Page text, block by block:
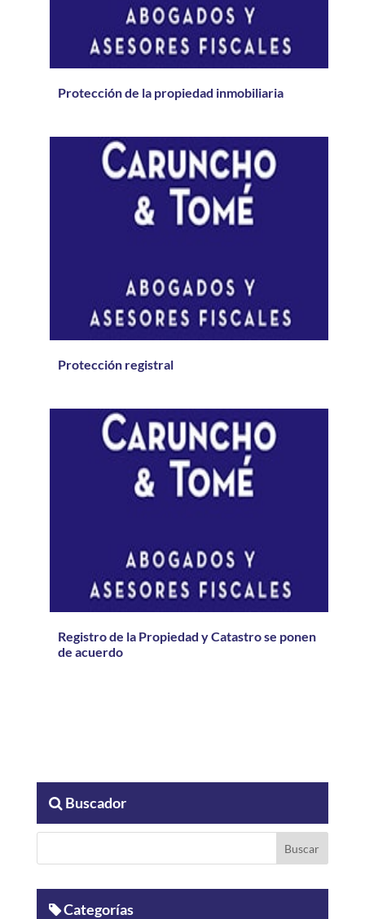
Protección de la propiedad inmobiliaria
Protección registral
Registro de la Propiedad y Catastro se ponen
de acuerdo
Buscador
Categorías